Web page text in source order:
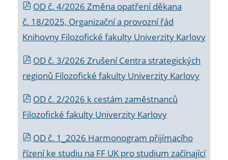
OD č. 4/2026 Změna opatření děkana
č. 18/2025, Organizační a provozní řád
Knihovny Filozofické fakulty Univerzity Karlovy
OD č. 3/2026 Zrušení Centra strategických
regionů Filozofické fakulty Univerzity Karlovy
OD č. 2/2026 k cestám zaměstnanců
Filozofické fakulty Univerzity Karlovy
OD č. 1_2026 Harmonogram přijímacího
řízení ke studiu na FF UK pro studium začínající